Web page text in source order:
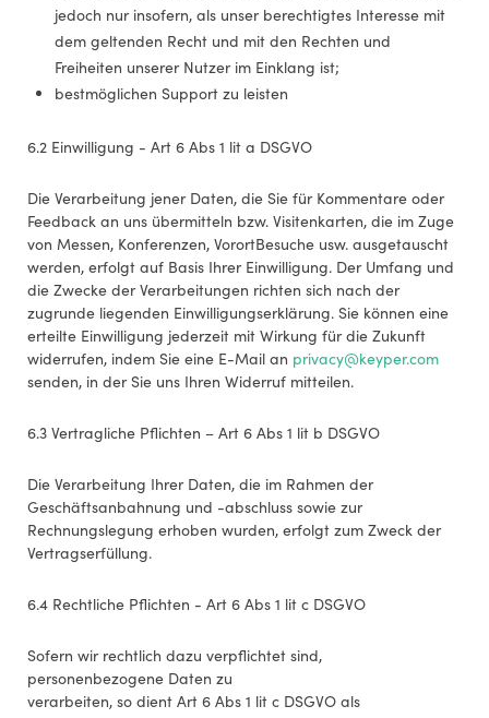
jedoch nur insofern, als unser berechtigtes Interesse mit
dem geltenden Recht und mit den Rechten und
Freiheiten unserer Nutzer im Einklang ist;
bestmöglichen Support zu leisten
6.2 Einwilligung - Art 6 Abs 1 lit a DSGVO
Die Verarbeitung jener Daten, die Sie für Kommentare oder
Feedback an uns übermitteln bzw. Visitenkarten, die im Zuge
von Messen, Konferenzen, VorortBesuche usw. ausgetauscht
werden, erfolgt auf Basis Ihrer Einwilligung. Der Umfang und
die Zwecke der Verarbeitungen richten sich nach der
zugrunde liegenden Einwilligungserklärung. Sie können eine
erteilte Einwilligung jederzeit mit Wirkung für die Zukunft
widerrufen, indem Sie eine E-Mail an privacy@keyper.com
senden, in der Sie uns Ihren Widerruf mitteilen.
6.3 Vertragliche Pflichten – Art 6 Abs 1 lit b DSGVO
Die Verarbeitung Ihrer Daten, die im Rahmen der
Geschäftsanbahnung und -abschluss sowie zur
Rechnungslegung erhoben wurden, erfolgt zum Zweck der
Vertragserfüllung.
6.4 Rechtliche Pflichten - Art 6 Abs 1 lit c DSGVO
Sofern wir rechtlich dazu verpflichtet sind,
personenbezogene Daten zu
verarbeiten, so dient Art 6 Abs 1 lit c DSGVO als